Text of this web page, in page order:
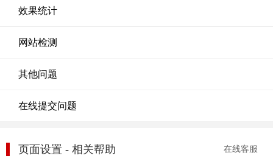
效果统计
网站检测
其他问题
在线提交问题
页面设置 - 相关帮助 在线客服